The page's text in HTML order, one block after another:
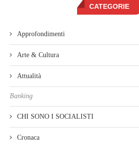
CATEGORIE
Approfondimenti
Arte & Cultura
Attualità
Banking
CHI SONO I SOCIALISTI
Cronaca